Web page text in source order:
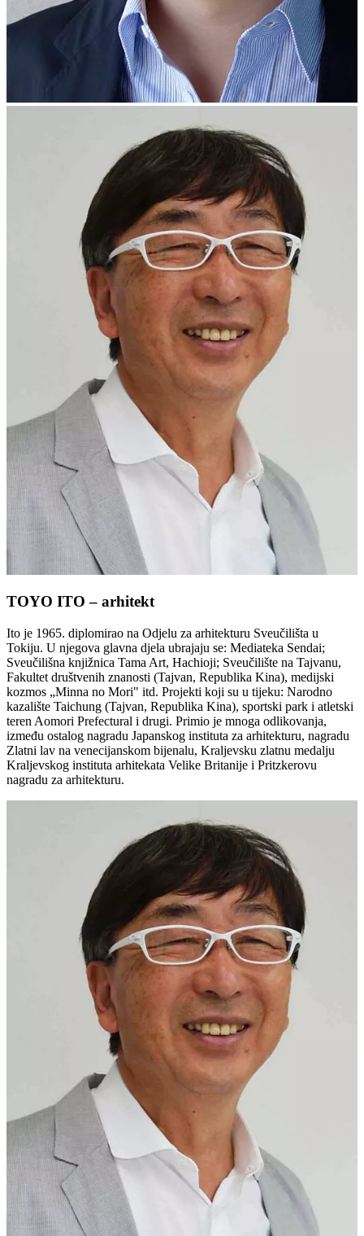
TOYO ITO – arhitekt
Ito je 1965. diplomirao na Odjelu za arhitekturu Sveučilišta u
Tokiju. U njegova glavna djela ubrajaju se: Mediateka Sendai;
Sveučilišna knjižnica Tama Art, Hachioji; Sveučilište na Tajvanu,
Fakultet društvenih znanosti (Tajvan, Republika Kina), medijski
kozmos „Minna no Mori" itd. Projekti koji su u tijeku: Narodno
kazalište Taichung (Tajvan, Republika Kina), sportski park i atletski
teren Aomori Prefectural i drugi. Primio je mnoga odlikovanja,
između ostalog nagradu Japanskog instituta za arhitekturu, nagradu
Zlatni lav na venecijanskom bijenalu, Kraljevsku zlatnu medalju
Kraljevskog instituta arhitekata Velike Britanije i Pritzkerovu
nagradu za arhitekturu.